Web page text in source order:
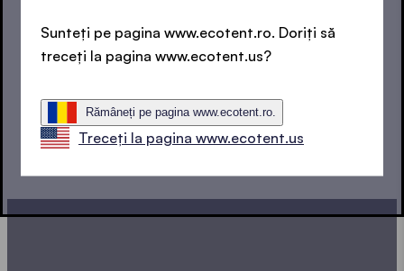
PROIECTAREA
PAVILIONULUI DVS. PLIABIL
Sunteți pe pagina www.ecotent.ro. Doriți să
treceți la pagina www.ecotent.us?
Rămâneți pe pagina www.ecotent.ro.
Treceți la pagina www.ecotent.us